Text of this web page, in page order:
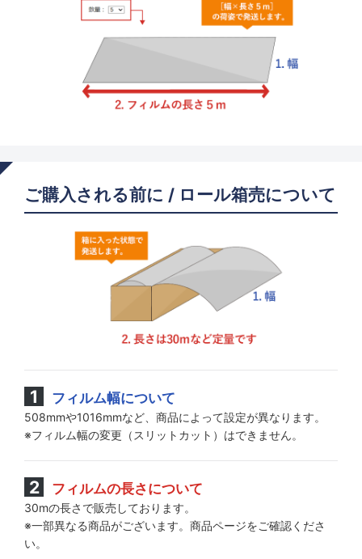
ご購入される前に / ロール箱売について
フィルム幅について
508mmや1016mmなど、商品によって設定が異なります。
※フィルム幅の変更（スリットカット）はできません。
フィルムの長さについて
30mの長さで販売しております。
※一部異なる商品がございます。商品ページをご確認くださ
い。